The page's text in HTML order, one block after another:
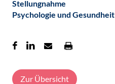
Stellungnahme
Psychologie und Gesundheit
Zur Übersicht